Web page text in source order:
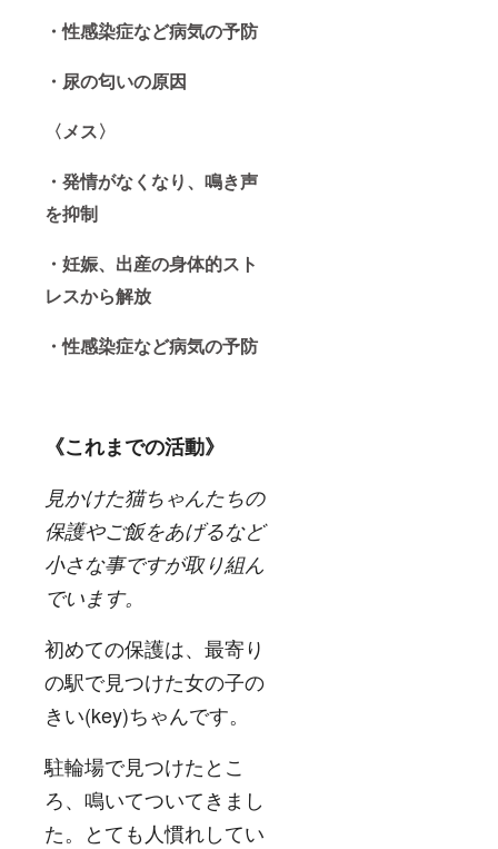
・性感染症など病気の予防
・尿の匂いの原因
〈メス〉
・発情がなくなり、鳴き声
を抑制
・妊娠、出産の身体的スト
レスから解放
・性感染症など病気の予防
《これまでの活動》
見かけた猫ちゃんたちの
保護やご飯をあげるなど
小さな事ですが取り組ん
でいます。
初めての保護は、最寄り
の駅で見つけた女の子の
きい(key)ちゃんです。
駐輪場で見つけたとこ
ろ、鳴いてついてきまし
た。とても人慣れしてい